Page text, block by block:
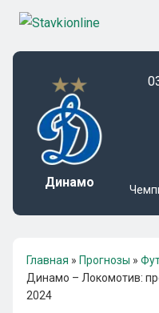
Динамо
Главная » Прогнозы »
Динамо – Локомотив:
2024